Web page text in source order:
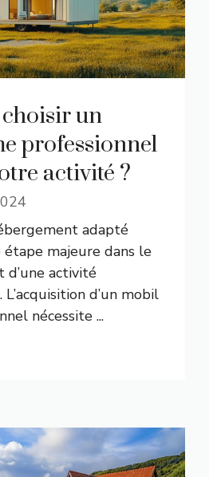
un
professionnel
activité ?
adapté
majeure dans le
activité
d’un mobil
nécessite ...